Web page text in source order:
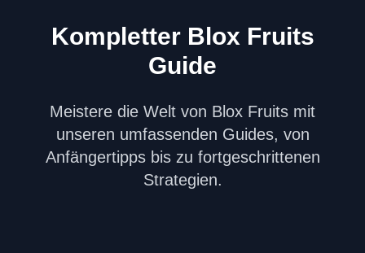
Kompletter Blox Fruits
Guide
Meistere die Welt von Blox Fruits mit
unseren umfassenden Guides, von
Anfängertipps bis zu fortgeschrittenen
Strategien.